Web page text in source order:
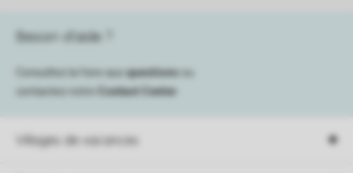
Villages de vacances
Besoin d’aide ?
Consultez la foire aux questions
contactez notre
Contact Center